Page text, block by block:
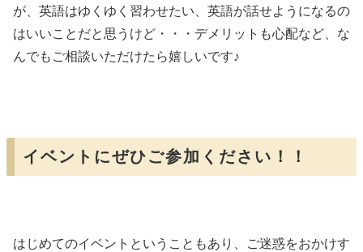
が、英語はゆくゆく習わせたい、英語が話せようになるの
はいいことだと思うけど・・・デメリットも心配など、な
んでもご相談いただけたら嬉しいです♪
イベントにぜひご参加ください！！
はじめてのイベントということもあり、ご迷惑をおかけす